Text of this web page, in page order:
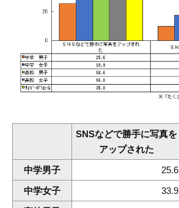
SNSなどで勝手に写真を
アップされた
中学男子
25.6
中学女子
33.9